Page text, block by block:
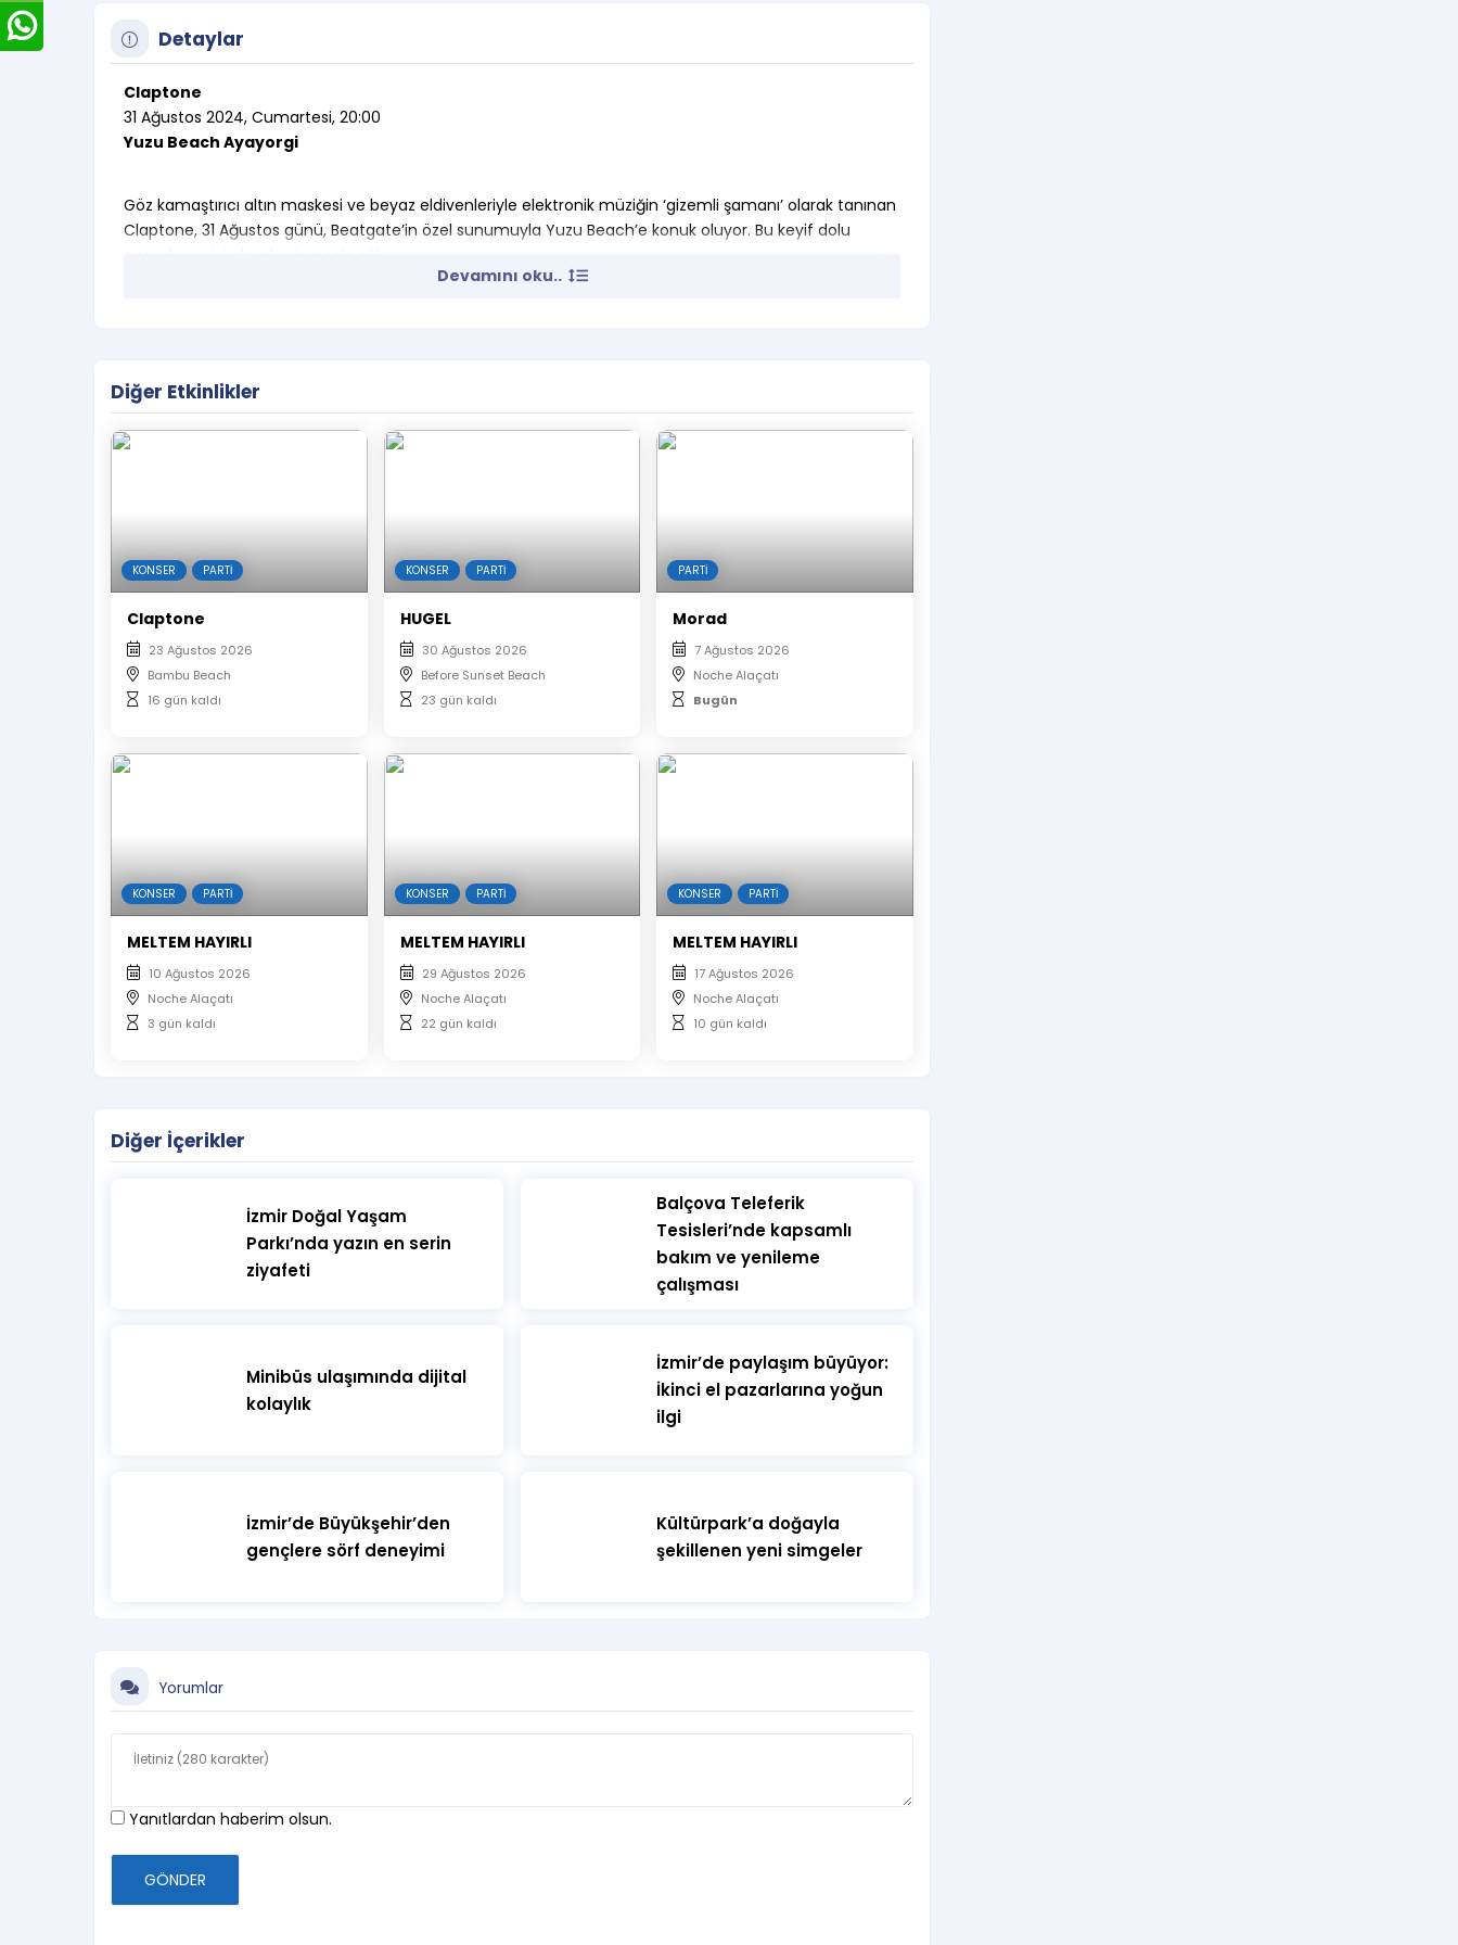
Detaylar
Claptone
31 Ağustos 2024, Cumartesi, 20:00
Yuzu Beach Ayayorgi
Göz kamaştırıcı altın maskesi ve beyaz eldivenleriyle elektronik müziğin ‘gizemli şamanı’ olarak tanınan
Claptone, 31 Ağustos günü, Beatgate’in özel sunumuyla Yuzu Beach’e konuk oluyor. Bu keyif dolu
Devamını oku..
Diğer Etkinlikler
KONSER PARTI
Claptone
23 Ağustos 2026
Bambu Beach
16 gün kaldı
KONSER PARTI
HUGEL
30 Ağustos 2026
Before Sunset Beach
23 gün kaldı
PARTI
Morad
7 Ağustos 2026
Noche Alaçatı
Bugün
KONSER PARTI
MELTEM HAYIRLI
10 Ağustos 2026
Noche Alaçatı
3 gün kaldı
KONSER PARTI
MELTEM HAYIRLI
29 Ağustos 2026
Noche Alaçatı
22 gün kaldı
KONSER PARTI
MELTEM HAYIRLI
17 Ağustos 2026
Noche Alaçatı
10 gün kaldı
Diğer İçerikler
İzmir Doğal Yaşam
Parkı’nda yazın en serin
ziyafeti
​Balçova Teleferik
Tesisleri’nde kapsamlı
bakım ve yenileme
çalışması
Minibüs ulaşımında dijital
kolaylık
İzmir’de paylaşım büyüyor:
İkinci el pazarlarına yoğun
ilgi
İzmir’de Büyükşehir’den
gençlere sörf deneyimi
Kültürpark’a doğayla
şekillenen yeni simgeler
Yorumlar
Yanıtlardan haberim olsun.
GÖNDER